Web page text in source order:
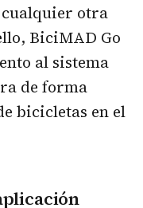
cualquier otra
BiciMAD Go
al sistema
de forma
bicicletas en el